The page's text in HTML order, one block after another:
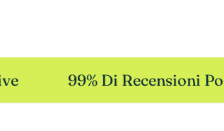
99% Di Recensioni